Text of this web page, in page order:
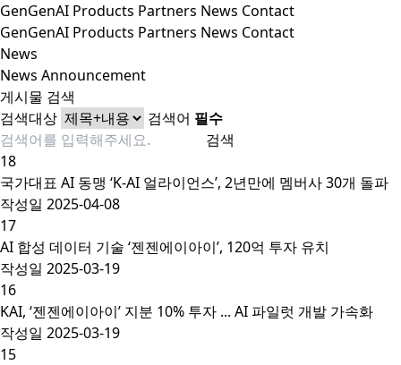
GenGenAI Products Partners News Contact
GenGenAI Products Partners News Contact
News
News Announcement
게시물 검색
검색대상
검색어 필수
검색
18
국가대표 AI 동맹 ‘K-AI 얼라이언스’, 2년만에 멤버사 30개 돌파
작성일 2025-04-08
17
AI 합성 데이터 기술 ‘젠젠에이아이’, 120억 투자 유치
작성일 2025-03-19
16
KAI, ‘젠젠에이아이’ 지분 10% 투자 ... AI 파일럿 개발 가속화
작성일 2025-03-19
15